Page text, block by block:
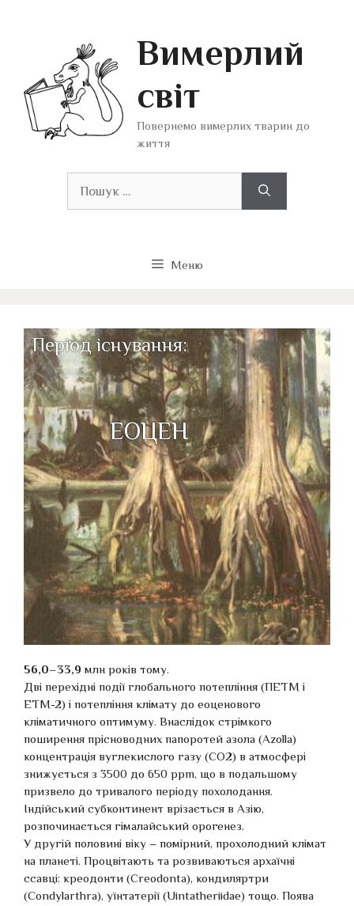
Вимерлий
світ
Повернемо вимерлих тварин до
життя
Меню
Період існування:
еоцен
56,0–33,9 млн років тому.
Дві перехідні події глобального потепління (ПЕТМ і
ETM-2) і потепління клімату до еоценового
кліматичного оптимуму. Внаслідок стрімкого
поширення прісноводних папоротей азола (Azolla)
концентрація вуглекислого газу (CO2) в атмосфері
знижується з 3500 до 650 ppm, що в подальшому
призвело до тривалого періоду похолодання.
Індійський субконтинент врізається в Азію,
розпочинається гімалайський орогенез.
У другій половині віку – помірний, прохолодний клімат
на планеті. Процвітають та розвиваються архаїчні
ссавці: креодонти (Creodonta), кондиляртри
(Condylarthra), уїнтатерії (Uintatheriidae) тощо. Поява